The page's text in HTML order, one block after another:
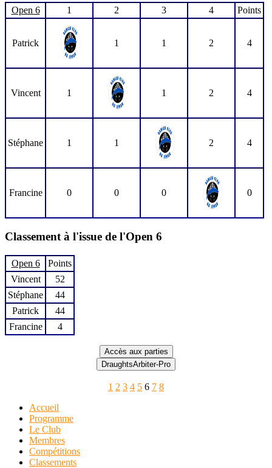
Open 6 1 2 3 4 Points
Patrick 1 1 2 4
Vincent 1 1 2 4
Stéphane 1 1 2 4
Francine 0 0 0 0
Classement à l'issue de l'Open 6
Open 6
Points
Vincent
52
Stéphane
44
Patrick
44
Francine
4
1 2 3 4 5 6 7 8
Accueil
Programme
Le Club
Membres
Compétitions
Classements